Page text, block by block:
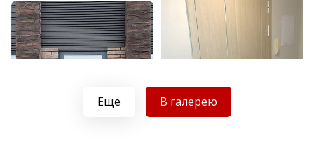
Еще В галерею